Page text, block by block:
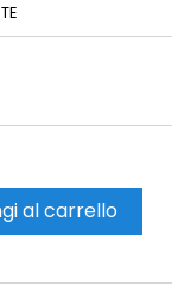
al carrello